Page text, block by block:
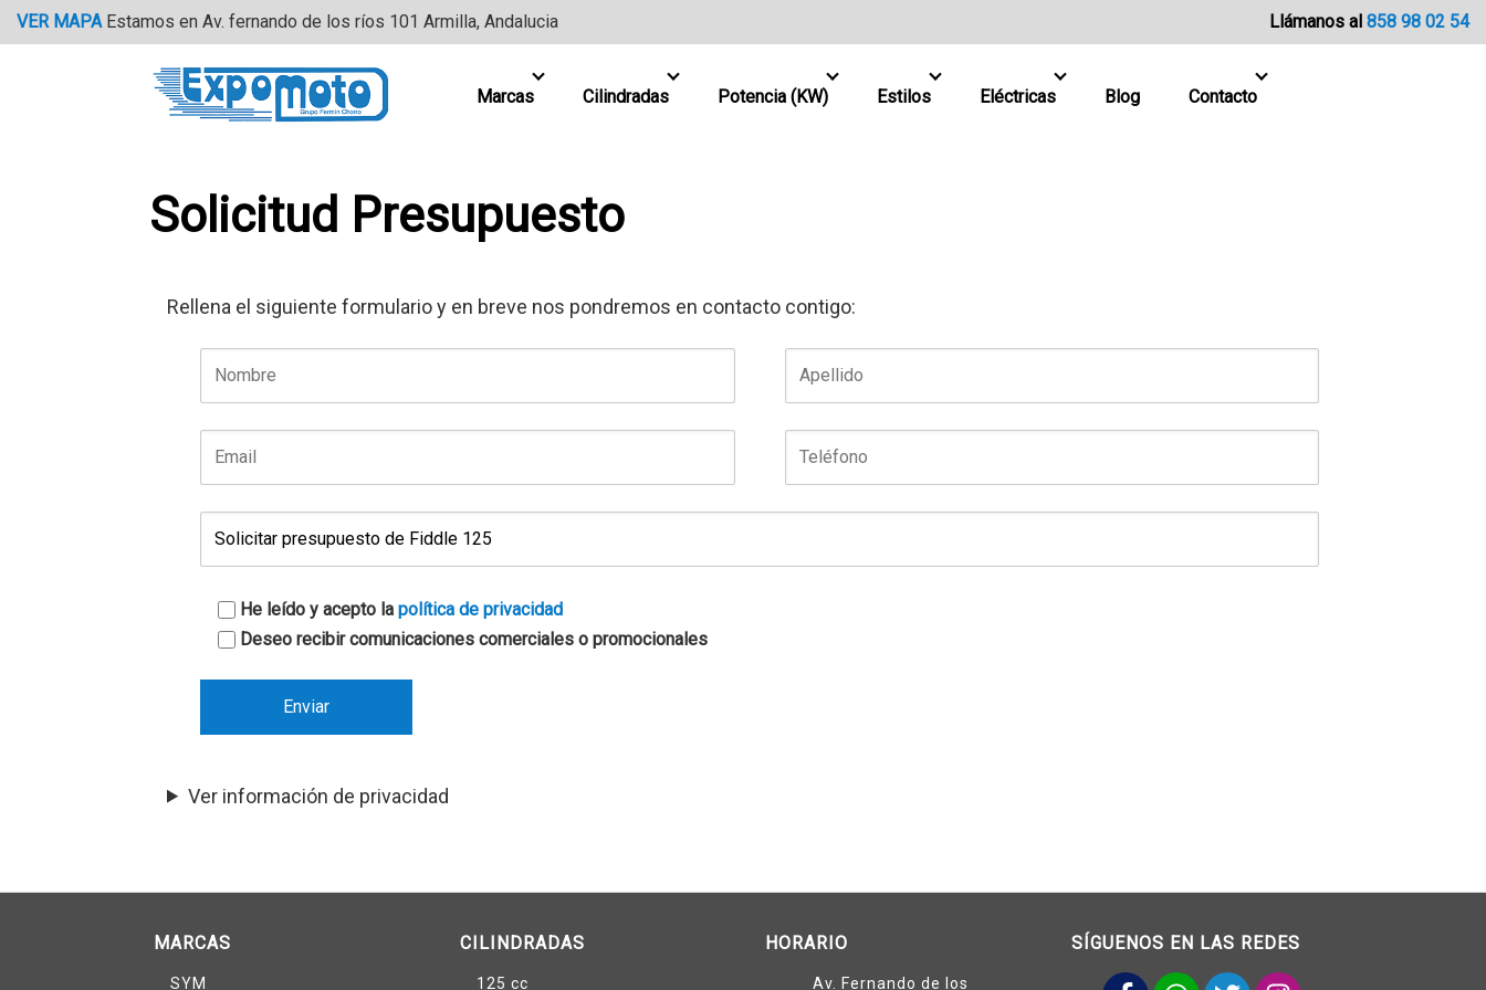
Saltar
VER MAPA Estamos en Av. fernando de los ríos 101 Armilla, Andalucia Llámanos al 858 98 02 54
Marcas Cilindradas Potencia (KW) Estilos Eléctricas Blog Contacto
Solicitud Presupuesto
Rellena el siguiente formulario y en breve nos pondremos en contacto contigo:
He leído y acepto la política de privacidad
Deseo recibir comunicaciones comerciales o promocionales
Ver información de privacidad
MARCAS
SYM
CILINDRADAS
125 cc
HORARIO
Av. Fernando de los
SÍGUENOS EN LAS REDES